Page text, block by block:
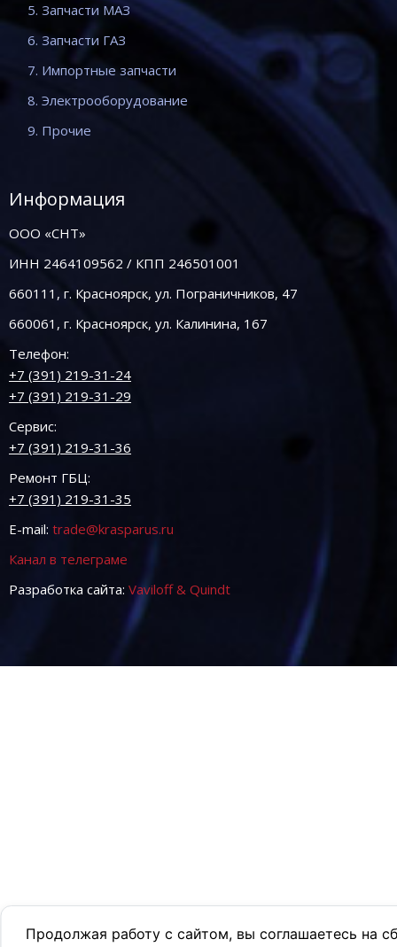
Продолжая работу с сайтом, вы соглашаетесь на
5. Запчасти МАЗ
6. Запчасти ГАЗ
7. Импортные запчасти
8. Электрооборудование
9. Прочие
Информация
ООО «СНТ»
ИНН 2464109562 / КПП 246501001
660111, г. Красноярск, ул. Пограничников, 47
660061, г. Красноярск, ул. Калинина, 167
Телефон:
+7 (391) 219-31-24
+7 (391) 219-31-29
Сервис:
+7 (391) 219-31-36
Ремонт ГБЦ:
+7 (391) 219-31-35
E-mail: trade@krasparus.ru
Канал в телеграме
Разработка сайта: Vaviloff & Quindt